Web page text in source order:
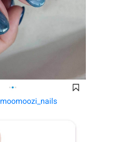
moomoozi_nails